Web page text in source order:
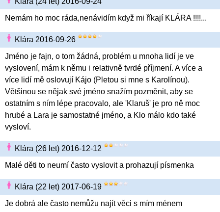
Nemám ho moc ráda,nenávidím když mi říkají KLÁRA !!!!...
Klára 2016-09-26
Jméno je fajn, o tom žádná, problém u mnoha lidí je ve
vyslovení, mám k němu i relativně tvrdé příjmení. A více a
více lidí mě oslovují Kájo (Pletou si mne s Karolínou).
Většinou se nějak své jméno snažím pozměnit, aby se
ostatním s ním lépe pracovalo, ale 'Klaruš' je pro ně moc
hrubé a Lara je samostatné jméno, a Klo málo kdo také
vysloví.
Klára (26 let) 2016-12-12
Malé děti to neumí často vyslovit a prohazují písmenka
Klára (22 let) 2017-06-19
Je dobrá ale často nemůžu najít věci s mím ménem